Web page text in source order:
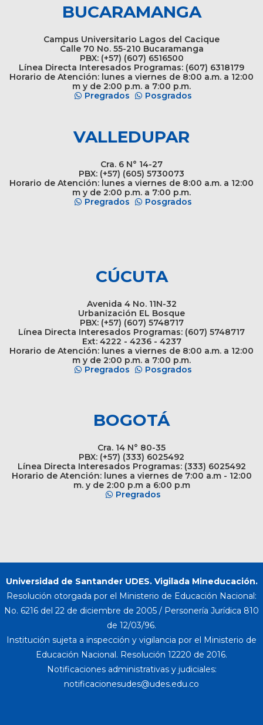
BUCARAMANGA
Campus Universitario Lagos del Cacique
Calle 70 No. 55-210 Bucaramanga
PBX: (+57) (607) 6516500
Línea Directa Interesados Programas: (607) 6318179
Horario de Atención: lunes a viernes de 8:00 a.m. a 12:00
m y de 2:00 p.m. a 7:00 p.m.
Pregrados
Posgrados
VALLEDUPAR
Cra. 6 N° 14-27
PBX: (+57) (605) 5730073
Horario de Atención: lunes a viernes de 8:00 a.m. a 12:00
m y de 2:00 p.m. a 7:00 p.m.
Pregrados
Posgrados
CÚCUTA
Avenida 4 No. 11N-32
Urbanización EL Bosque
PBX: (+57) (607) 5748717
Línea Directa Interesados Programas: (607) 5748717
Ext: 4222 - 4236 - 4237
Horario de Atención: lunes a viernes de 8:00 a.m. a 12:00
m y de 2:00 p.m. a 7:00 p.m.
Pregrados
Posgrados
BOGOTÁ
Cra. 14 N° 80-35
PBX: (+57) (333) 6025492
Línea Directa Interesados Programas: (333) 6025492
Horario de Atención: lunes a viernes de 7:00 a.m - 12:00
m. y de 2:00 p.m a 6:00 p.m
Pregrados
Universidad de Santander UDES. Vigilada Mineducación.
Resolución otorgada por el Ministerio de Educación Nacional:
No. 6216 del 22 de diciembre de 2005 / Personería Jurídica 810
de 12/03/96.
Institución sujeta a inspección y vigilancia por el Ministerio de
Educación Nacional. Resolución 12220 de 2016.
Notificaciones administrativas y judiciales: